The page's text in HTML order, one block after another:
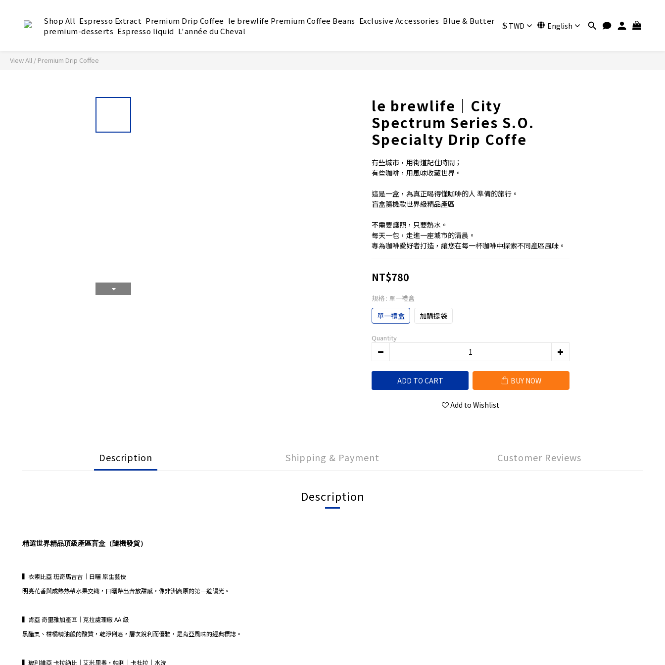
$ TWD English
Shop All Espresso Extract Premium Drip Coffee le brewlife Premium Coffee Beans Exclusive Accessories Blue & Butter
premium-desserts Espresso liquid L'année du Cheval
View All / Premium Drip Coffee
le brewlife│City
Spectrum Series S.O.
Specialty Drip Coffe
有些城市，用街道記住時間；
有些咖啡，用風味收藏世界。
這是一盒，為真正喝得懂咖啡的人 準備的旅行。
盲盒隨機款世界級精品產區
不需要護照，只要熱水。
每天一包，走進一座城市的清晨。
專為咖啡愛好者打造，讓您在每一杯咖啡中探索不同產區風味。
NT$780
規格 : 單一禮盒
單一禮盒 加購提袋
Quantity
ADD TO CART BUY NOW
Add to Wishlist
Description Shipping & Payment Customer Reviews
Description
精選世界精品頂級產區盲盒（隨機發貨）
▍衣索比亞 班奇馬吉吉｜日曬 原生藝伎
明亮花香與成熟熱帶水果交織，日曬帶出奔放甜感，像非洲高原的第一道陽光。
▍肯亞 奇里雅加產區｜克拉處理廠 AA 級
黑醋栗、柑橘精油般的酸質，乾淨俐落，層次銳利而優雅，是肯亞風味的經典標誌。
▍玻利維亞 卡拉納比｜艾米里奧・帕利｜卡杜拉｜水洗